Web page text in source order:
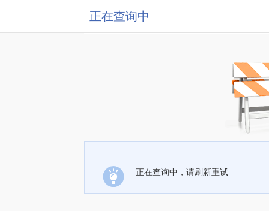
正在查询中
正在查询中，请刷新重试